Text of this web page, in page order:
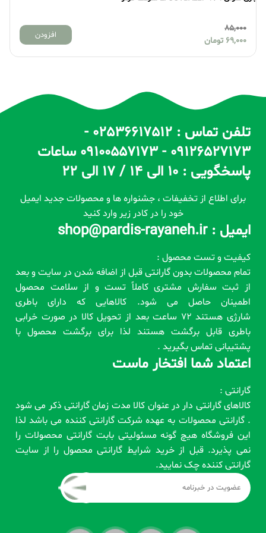
85,000
69,000 تومان
افزودن
تلفن تماس : 02536617512 -
09126527173 - 09100557173 ساعات
پاسخگویی : 10 الی 14 / 17 الی 22
برای اطلاع از تخفیفات ، جشنواره ها و محصولات جدید ایمیل
خود را در کادر زیر وارد کنید
ایمیل : shop@pardis-rayaneh.ir
کیفیت و تست محصول :
تمام محصولات بدون گارانتی قبل از اضافه شدن در سایت و بعد
از ثبت سفارش مشتری کاملاً تست و از سلامت محصول
اطمینان حاصل می شود. کالاهایی که دارای باطری
شارژی هستند 72 ساعت بعد از تحویل کالا در صورت خرابی
باطری قابل برگشت هستند لذا برای برگشت محصول با
پشتیبانی تماس بگیرید .
اعتماد شما افتخار ماست
گارانتی :
کالاهای گارانتی دار در عنوان کالا مدت زمان گارانتی ذکر می شود
. گارانتی محصولات به عهده شرکت گارانتی کننده می باشد لذا
این فروشگاه هیچ گونه مسئولیتی بابت گارانتی محصولات را
نمی پذیرد. قبل از خرید شرایط گارانتی محصول را از سایت
گارانتی کننده چک نمایید.